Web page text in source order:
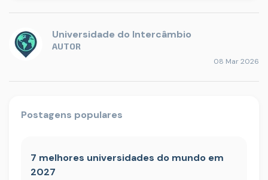
Universidade do Intercâmbio
AUTOR
08 Mar 2026
Postagens populares
7 melhores universidades do mundo em
2027